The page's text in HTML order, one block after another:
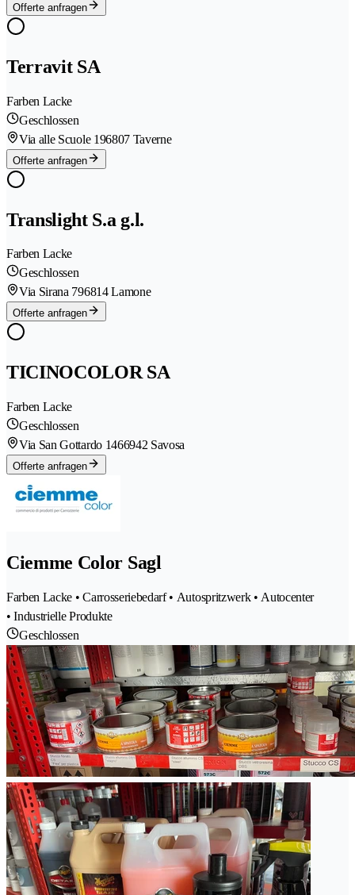
Offerte anfragen
Terravit SA
Farben Lacke
Geschlossen
Via alle Scuole 196807 Taverne
Offerte anfragen
Translight S.a g.l.
Farben Lacke
Geschlossen
Via Sirana 796814 Lamone
Offerte anfragen
TICINOCOLOR SA
Farben Lacke
Geschlossen
Via San Gottardo 1466942 Savosa
Offerte anfragen
Ciemme Color Sagl
Farben Lacke • Carrosseriebedarf • Autospritzwerk • Autocenter
• Industrielle Produkte
Geschlossen